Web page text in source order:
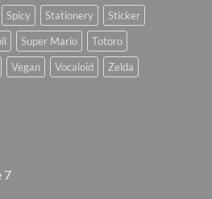
Spicy Stationery
Sticker
Super Mario
Totoro
Vegan Vocaloid Zelda
7